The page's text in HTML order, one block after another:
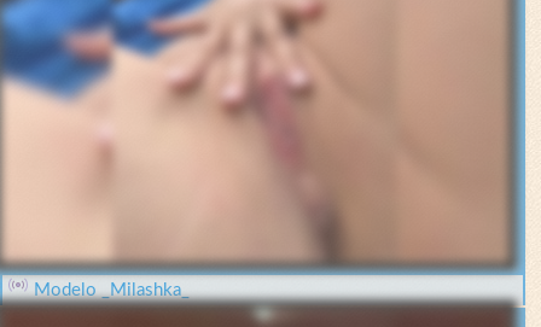
Modelo _Milashka_